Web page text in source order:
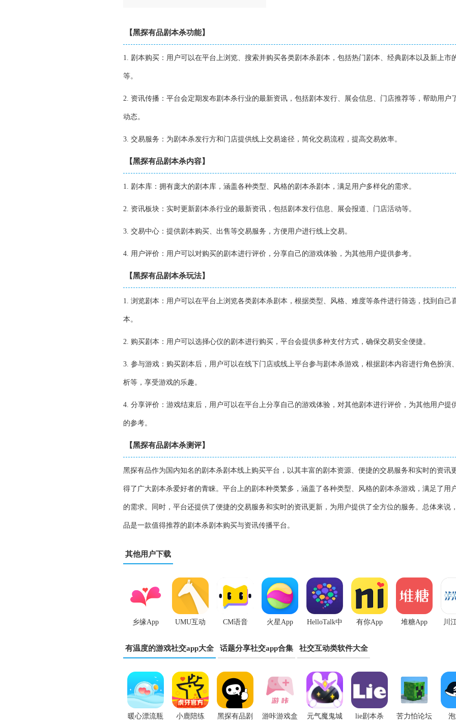
【黑探有品剧本杀功能】
1. 剧本购买：用户可以在平台上浏览、搜索并购买各类剧本杀剧本，包括热门剧本、经典剧本以及新上市
等。
2. 资讯传播：平台会定期发布剧本杀行业的最新资讯，包括剧本发行、展会信息、门店推荐等，帮助用户
动态。
3. 交易服务：为剧本杀发行方和门店提供线上交易途径，简化交易流程，提高交易效率。
【黑探有品剧本杀内容】
1. 剧本库：拥有庞大的剧本库，涵盖各种类型、风格的剧本杀剧本，满足用户多样化的需求。
2. 资讯板块：实时更新剧本杀行业的最新资讯，包括剧本发行信息、展会报道、门店活动等。
3. 交易中心：提供剧本购买、出售等交易服务，方便用户进行线上交易。
4. 用户评价：用户可以对购买的剧本进行评价，分享自己的游戏体验，为其他用户提供参考。
【黑探有品剧本杀玩法】
1. 浏览剧本：用户可以在平台上浏览各类剧本杀剧本，根据类型、风格、难度等条件进行筛选，找到自己
本。
2. 购买剧本：用户可以选择心仪的剧本进行购买，平台会提供多种支付方式，确保交易安全便捷。
3. 参与游戏：购买剧本后，用户可以在线下门店或线上平台参与剧本杀游戏，根据剧本内容进行角色扮演
析等，享受游戏的乐趣。
4. 分享评价：游戏结束后，用户可以在平台上分享自己的游戏体验，对其他剧本进行评价，为其他用户提
的参考。
【黑探有品剧本杀测评】
黑探有品作为国内知名的剧本杀剧本线上购买平台，以其丰富的剧本资源、便捷的交易服务和实时的资讯
得了广大剧本杀爱好者的青睐。平台上的剧本种类繁多，涵盖了各种类型、风格的剧本杀游戏，满足了用
的需求。同时，平台还提供了便捷的交易服务和实时的资讯更新，为用户提供了全方位的服务。总体来说
品是一款值得推荐的剧本杀剧本购买与资讯传播平台。
其他用户下载
乡缘App UMU互动
平台App
CM语音
App
火星App HelloTalk中
文版
有你App 堆糖App 川
有温度的游戏社交app大全 话题分享社交app合集 社交互动类软件大全
暖心漂流瓶 小鹿陪练 黑探有品剧 游咔游戏盒 元气魔鬼城 lie剧本杀 苦力怕论坛